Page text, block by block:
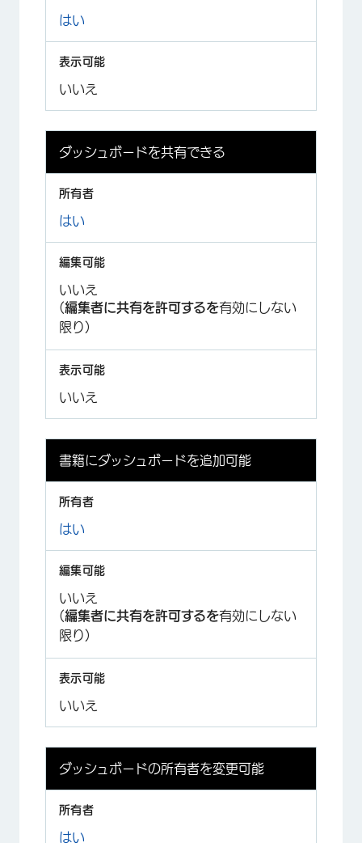
はい
いいえ
ダッシュボードを共有できる
はい
いいえ
(編集者に共有を許可するを有効にしない
限り)
いいえ
書籍にダッシュボードを追加可能
はい
いいえ
(編集者に共有を許可するを有効にしない
限り)
いいえ
ダッシュボードの所有者を変更可能
はい